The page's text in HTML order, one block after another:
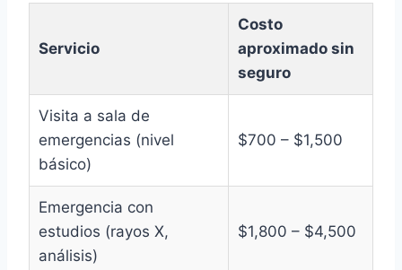
Servicio
Costo
aproximado sin
seguro
Visita a sala de
emergencias (nivel
básico)
$700 – $1,500
Emergencia con
estudios (rayos X,
análisis)
$1,800 – $4,500